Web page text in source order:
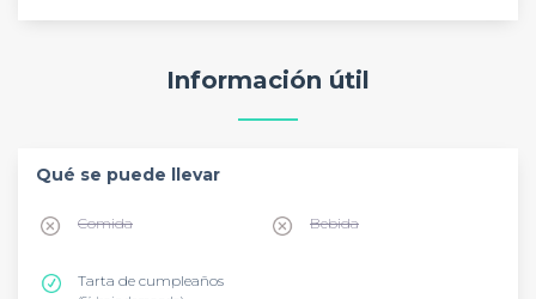
Información útil
Qué se puede llevar
Comida Bebida
Tarta de cumpleaños